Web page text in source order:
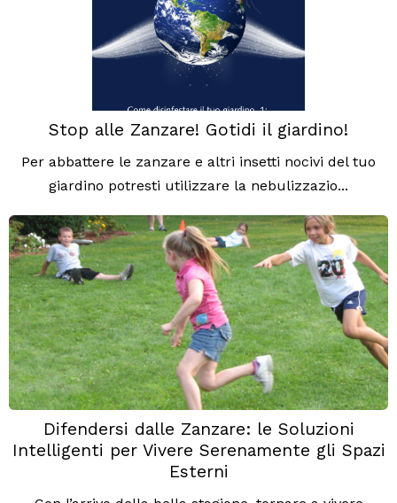
Stop alle Zanzare! Gotidi il giardino!
Per abbattere le zanzare e altri insetti nocivi del tuo
giardino potresti utilizzare la nebulizzazio...
Difendersi dalle Zanzare: le Soluzioni
Intelligenti per Vivere Serenamente gli Spazi
Esterni